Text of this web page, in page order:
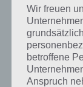
Wir freuen
betroffene
Anspruch